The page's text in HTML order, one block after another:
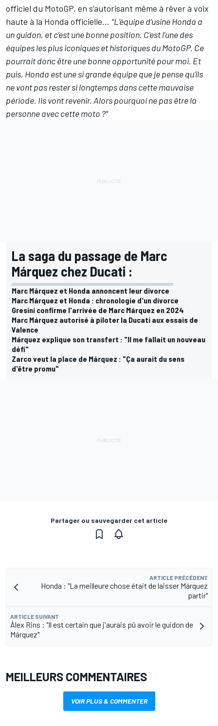
officiel du MotoGP, en s’autorisant même à rêver à voix
haute à la Honda officielle… "L’équipe d’usine Honda a
un guidon, et c’est une bonne position. C'est l'une des
équipes les plus iconiques et historiques du MotoGP. Ce
pourrait donc être une bonne opportunité pour moi. Et
puis, Honda est une si grande équipe que je pense qu’ils
ne vont pas rester si longtemps dans cette mauvaise
période. Ils vont revenir. Alors pourquoi ne pas être la
personne avec cette moto ?"
La saga du passage de Marc
Márquez chez Ducati :
Marc Márquez et Honda annoncent leur divorce
Marc Márquez et Honda : chronologie d'un divorce
Gresini confirme l'arrivée de Marc Márquez en 2024
Marc Márquez autorisé à piloter la Ducati aux essais de
Valence
Márquez explique son transfert : "Il me fallait un nouveau
défi"
Zarco veut la place de Márquez : "Ça aurait du sens
d'être promu"
Partager ou sauvegarder cet article
ARTICLE PRÉCÉDENT
Honda : "La meilleure chose était de laisser Márquez
partir"
ARTICLE SUIVANT
Álex Rins : "Il est certain que j'aurais pû avoir le guidon de
Márquez"
MEILLEURS COMMENTAIRES
VOIR PLUS & COMMENTER